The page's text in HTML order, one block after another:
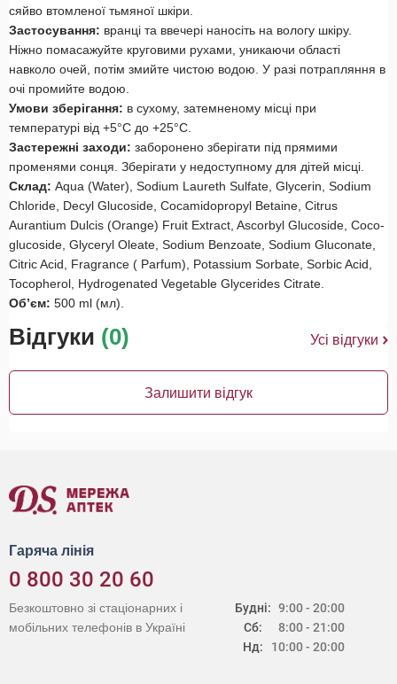
сяйво втомленої тьмяної шкіри.
Застосування: вранці та ввечері наносіть на вологу шкіру.
Ніжно помасажуйте круговими рухами, уникаючи області
навколо очей, потім змийте чистою водою. У разі потрапляння в
очі промийте водою.
Умови зберігання: в сухому, затемненому місці при
температурі від +5°С до +25°С.
Застережні заходи: заборонено зберігати під прямими
променями сонця. Зберігати у недоступному для дітей місці.
Склад: Aqua (Water), Sodium Laureth Sulfate, Glycerin, Sodium
Chloride, Decyl Glucoside, Cocamidopropyl Betaine, Citrus
Aurantium Dulcis (Orange) Fruit Extract, Ascorbyl Glucoside, Coco-
glucoside, Glyceryl Oleate, Sodium Benzoate, Sodium Gluconate,
Citric Acid, Fragrance ( Parfum), Potassium Sorbate, Sorbic Acid,
Tocopherol, Hydrogenated Vegetable Glycerides Citrate.
Об’єм: 500 ml (мл).
Відгуки (0) Усі відгуки
Залишити відгук
Гаряча лінія
0 800 30 20 60
Будні:
Сб:
Нд:
9:00 - 20:00
8:00 - 21:00
10:00 - 20:00
Безкоштовно зі стаціонарних і
мобільних телефонів в Україні